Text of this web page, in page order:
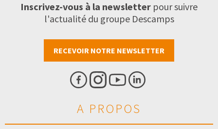
Inscrivez-vous à la newsletter pour suivre
l'actualité du groupe Descamps
RECEVOIR NOTRE NEWSLETTER
A PROPOS